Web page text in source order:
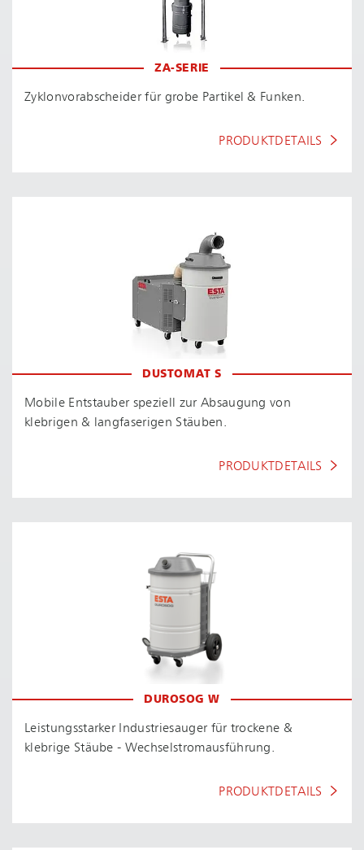
ZA-SERIE
Zy­klon­vor­ab­schei­der für grobe Partikel & Funken.
PRODUKTDETAILS
DUSTOMAT S
Mobile Entstauber speziell zur Absaugung von
klebrigen & langfaserigen Stäuben.
PRODUKTDETAILS
DUROSOG W
Leis­tungs­star­ker Industriesauger für trockene &
klebrige Stäube - Wech­sel­strom­aus­füh­rung.
PRODUKTDETAILS